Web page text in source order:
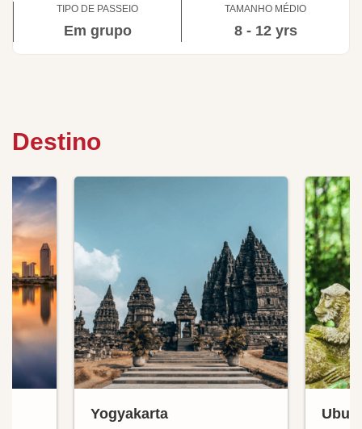
TIPO DE PASSEIO
Em grupo
TAMANHO MÉDIO
8 - 12 yrs
Destino
Yogyakarta Ubud